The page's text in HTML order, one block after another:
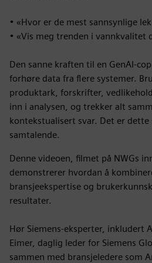
• «Hvor er de mest sannsynlige
• «Vis meg trenden i vannkvalitet
Den sanne kraften til en GenAI-
forhøre data fra flere systemer.
produktark, forskrifter,
inn i analysen, og trekker alt
kontekstualisert svar. Det er
samtalende.
Denne videoen, filmet på NWGs
demonstrerer hvordan å
bransjeekspertise og
resultater.
Hør Siemens-eksperter, inkludert
Eimer, daglig leder for Siemens
sammen med bransjeledere som